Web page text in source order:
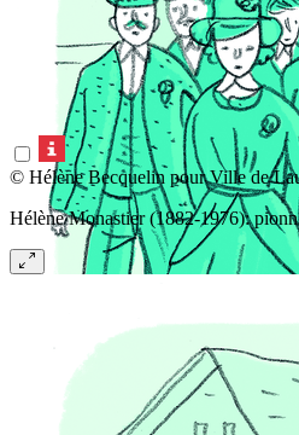
© Hélène Becquelin pour Ville de
Hélène Monastier (1882-1976):